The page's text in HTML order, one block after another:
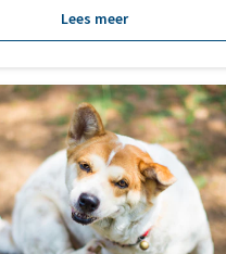
maar het kan wel vervelend
Lees meer